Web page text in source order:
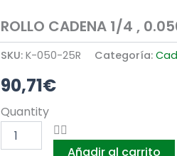
ROLLO CADENA 1/4 ,
SKU: K-050-25R Categoría:
90,71€
Quantity
ROLLO
CADENA
1/4
,
Añadir al carrito